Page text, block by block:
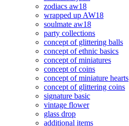
zodiacs aw18
wrapped up AW18
soulmate aw18
party collections
concept of glittering balls
concept of ethnic basics
concept of miniatures
concept of coins
concept of miniature hearts
concept of glittering coins
signature basic
vintage flower
glass drop
additional items